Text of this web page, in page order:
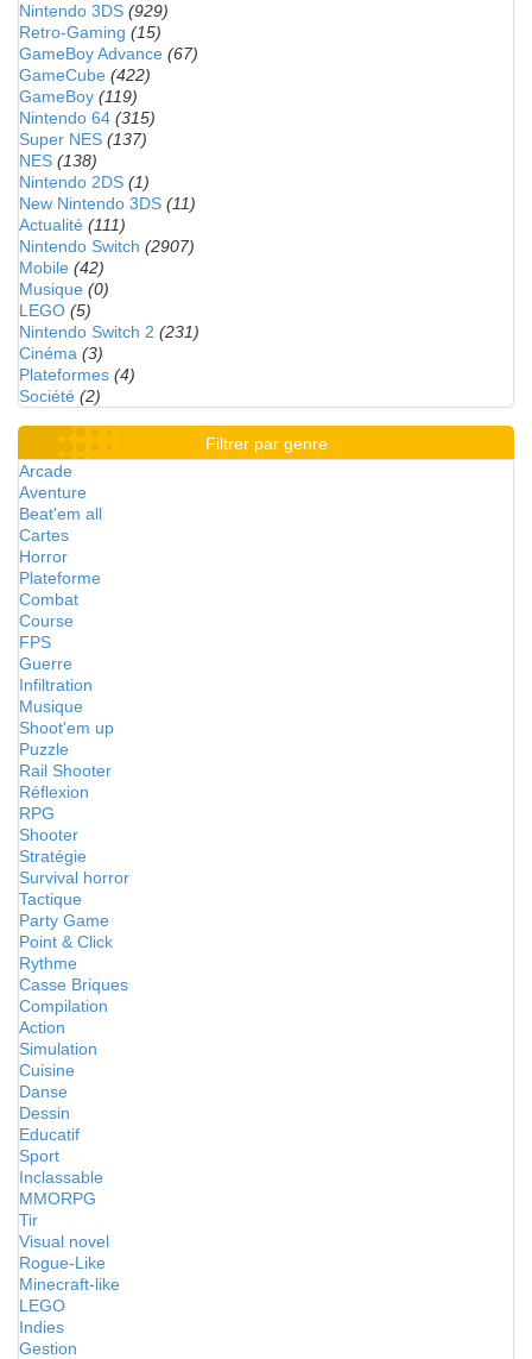
Nintendo 3DS (929)
Retro-Gaming (15)
GameBoy Advance (67)
GameCube (422)
GameBoy (119)
Nintendo 64 (315)
Super NES (137)
NES (138)
Nintendo 2DS (1)
New Nintendo 3DS (11)
Actualité (111)
Nintendo Switch (2907)
Mobile (42)
Musique (0)
LEGO (5)
Nintendo Switch 2 (231)
Cinéma (3)
Plateformes (4)
Société (2)
Filtrer par genre
Arcade
Aventure
Beat'em all
Cartes
Horror
Plateforme
Combat
Course
FPS
Guerre
Infiltration
Musique
Shoot'em up
Puzzle
Rail Shooter
Réflexion
RPG
Shooter
Stratégie
Survival horror
Tactique
Party Game
Point & Click
Rythme
Casse Briques
Compilation
Action
Simulation
Cuisine
Danse
Dessin
Educatif
Sport
Inclassable
MMORPG
Tir
Visual novel
Rogue-Like
Minecraft-like
LEGO
Indies
Gestion